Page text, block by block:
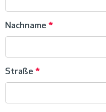
Nachname *
Straße *